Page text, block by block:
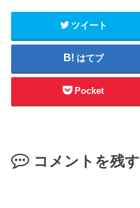
ツイート
はてブ
Pocket
コメントを残す